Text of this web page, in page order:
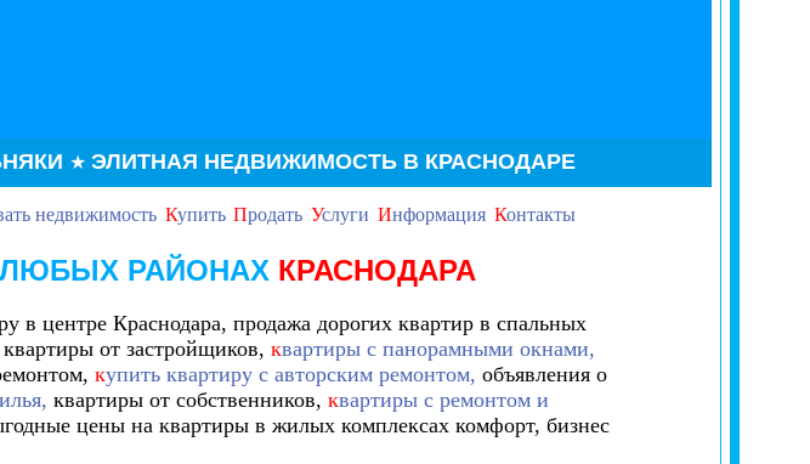
★ ЭЛИТНАЯ НЕДВИЖИМОСТЬ В КРАСНОДАРЕ
недвижимость Купить Продать Услуги Информация Контакты
РАЙОНАХ КРАСНОДАРА
в центре Краснодара, продажа дорогих квартир в спальных
квартиры от застройщиков, квартиры с панорамными окнами,
купить квартиру с авторским ремонтом, объявления о
квартиры от собственников, квартиры с ремонтом и
цены на квартиры в жилых комплексах комфорт, бизнес